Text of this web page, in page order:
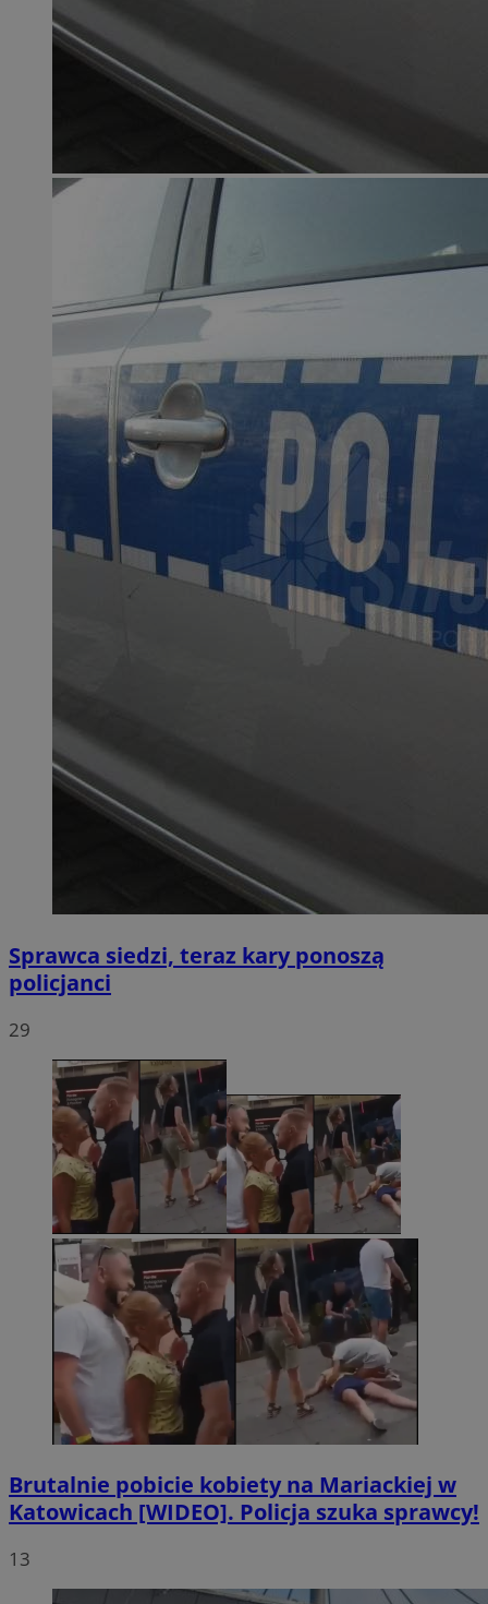
Sprawca siedzi, teraz kary ponoszą
policjanci
29
Brutalnie pobicie kobiety na Mariackiej w
Katowicach [WIDEO]. Policja szuka sprawcy!
13